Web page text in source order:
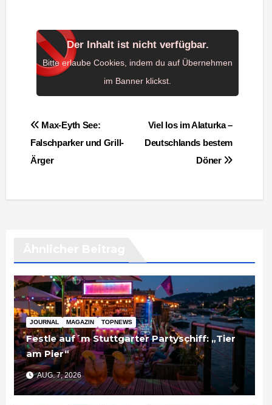
Der Inhalt ist nicht verfügbar.
Bitte erlaube Cookies, indem du auf Übernehmen
im Banner klickst.
BeitragsnavigationViel los im Alaturka –
Deutschlands bestem
Döner
Max-Eyth See:
Falschparker und Grill-
Ärger
JOURNAL MAGAZIN TOPNEWS
Festle auf´m Stuttgarter Partyschiff: „Tier
am Pier“
AUG. 7, 2026